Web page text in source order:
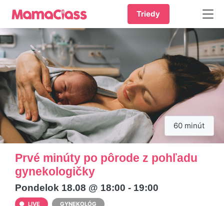
Triedy
60 minút
Prvé minúty po pôrode z pohľadu
gynekologičky
Pondelok 18.08 @ 18:00 - 19:00
LIVE GYNEKOLÓG